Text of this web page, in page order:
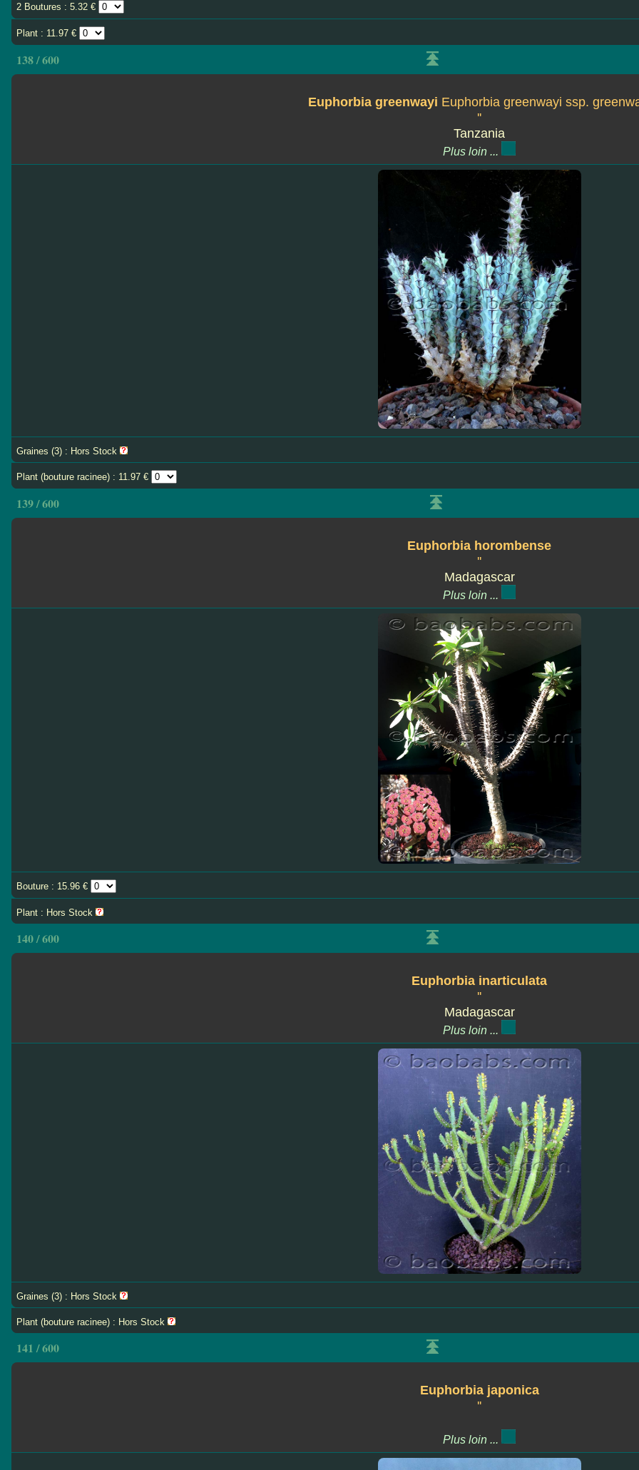
2 Boutures : 5.32 €
Plant : 11.97 €
138 / 600
Euphorbia greenwayi Euphorbia greenwayi ssp.
''
Tanzania
Plus loin ...
Graines (3) : Hors Stock
Plant (bouture racinee) : 11.97 €
139 / 600
Euphorbia horombense
''
Madagascar
Plus loin ...
Bouture : 15.96 €
Plant : Hors Stock
140 / 600
Euphorbia inarticulata
''
Madagascar
Plus loin ...
Graines (3) : Hors Stock
Plant (bouture racinee) : Hors Stock
141 / 600
Euphorbia japonica
''
Plus loin ...